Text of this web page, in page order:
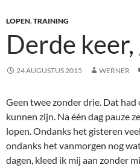
LOPEN,TRAINING
Derde
24 AUGUSTUS 2015 WERNER
Geen twee zonder drie. Dat
kunnen zijn. Na één dag pauze
lopen. Ondanks het gisteren
ondanks het vanmorgen nog
dagen, kleed ik mij aan zonder